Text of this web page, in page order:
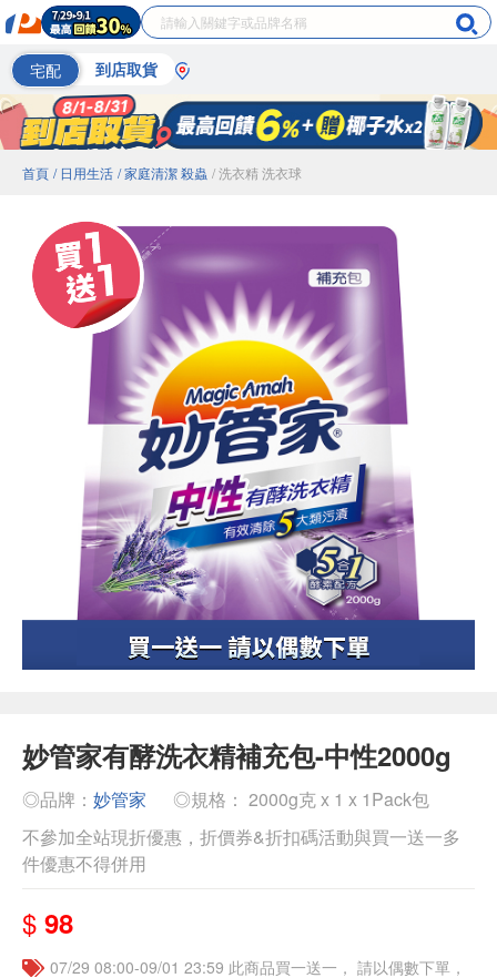
宅配 到店取貨
首頁 / 日用生活 / 家庭清潔 殺蟲 / 洗衣精 洗衣球
妙管家有酵洗衣精補充包-中性2000g
◎品牌： 妙管家
◎規格： 2000g克 x 1 x 1Pack包
不參加全站現折優惠，折價券&折扣碼活動與買一送一多
件優惠不得併用
$ 98
07/29 08:00-09/01 23:59 此商品買一送一， 請以偶數下單，